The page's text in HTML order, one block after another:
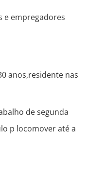
e empregadores
anos,residente nas
de segunda
p locomover até a